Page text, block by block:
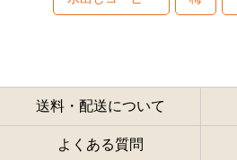
送料・配送について
よくある質問